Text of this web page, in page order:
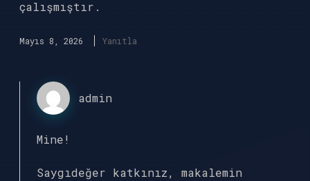
çalışmıştır.
Mayıs 8, 2026 Yanıtla
admin
Mine!
Saygıdeğer katkınız, makalemin